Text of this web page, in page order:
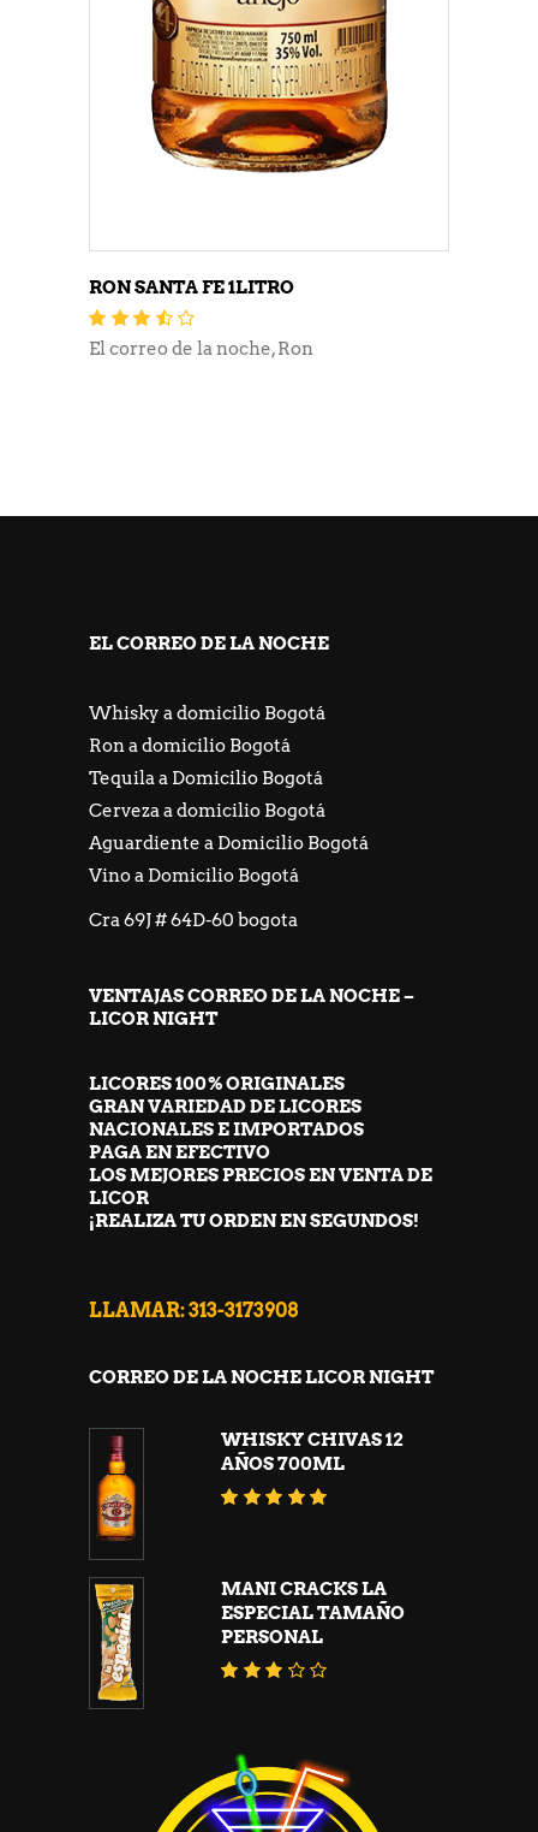
RON SANTA FE 1LITRO
de 5
El correo de la noche,Ron
EL CORREO DE LA NOCHE
Whisky a domicilio Bogotá
Ron a domicilio Bogotá
Tequila a Domicilio Bogotá
Cerveza a domicilio Bogotá
Aguardiente a Domicilio Bogotá
Vino a Domicilio Bogotá
Cra 69J # 64D-60 bogota
VENTAJAS CORREO DE LA NOCHE –
LICOR NIGHT
LICORES 100% ORIGINALES
GRAN VARIEDAD DE LICORES
NACIONALES E IMPORTADOS
PAGA EN EFECTIVO
LOS MEJORES PRECIOS EN VENTA DE
LICOR
¡REALIZA TU ORDEN EN SEGUNDOS!
LLAMAR: 313-3173908
CORREO DE LA NOCHE LICOR NIGHT
WHISKY CHIVAS 12
AÑOS 700ML
MANI CRACKS LA
ESPECIAL TAMAÑO
PERSONAL